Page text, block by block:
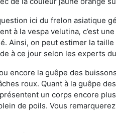
ici du frelon asiatique
à la vespa velutina, c’est
Ainsi, on peut estimer la
à ce jour selon les experts
encore la guêpe des
roux. Quant à la guêpe
un corps encore
de poils. Vous